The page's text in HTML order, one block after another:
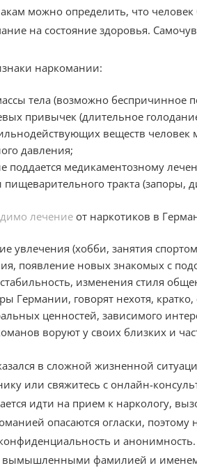
можно определить, что
на состояние здоровья.
наркомании:
тела (возможно беспричинное
привычек (длительное
веществ
давления;
поддается медикаментозному
тракта (запоры,
лечение от наркотиков в
увлечения (хобби, занятия
появление новых знакомых с
изменения стиля
Германии, говорят нехотя,
ценностей, зависимого
воруют у своих близких и
в сложной жизненной
или свяжитесь с онлайн-
идти на прием к наркологу,
опасаются огласки,
и
вымышленными фамилией и